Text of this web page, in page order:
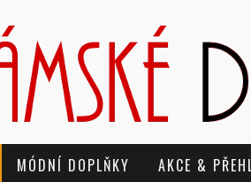
MÓDNÍ DOPLŇKY AKCE &